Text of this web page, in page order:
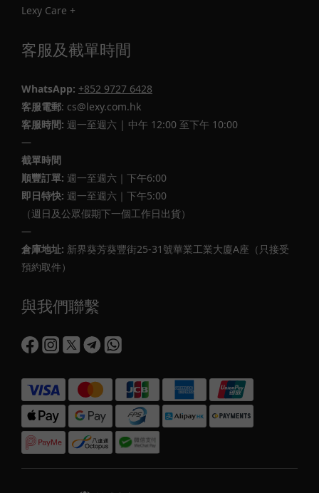
Lexy Care +
客服及截單時間
WhatsApp: +852 9727 6428
客服電郵: cs@lexy.com.hk
客服時間: 週一至週六 | 中午 12:00 至下午 10:00
—
截單時間
順豐訂單: 週一至週六｜下午6:00
即日特快: 週一至週六｜下午5:00
（週日及公眾假期下一個工作日出貨）
—
倉庫地址: 新界葵芳葵豐街25-31號華業工業大廈A座（只接受
預約取件）
與我們聯繫